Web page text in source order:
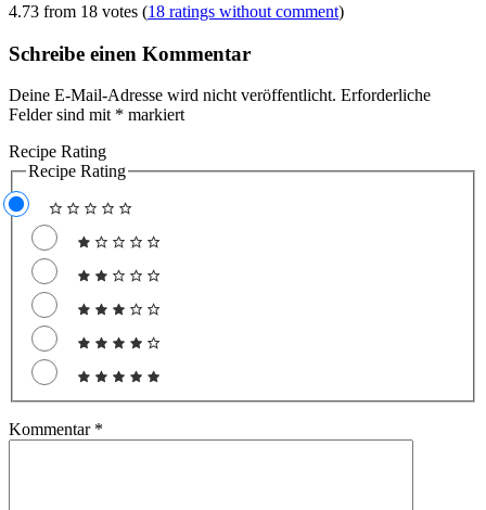
4.73 from 18 votes (18 ratings without comment)
Schreibe einen Kommentar
Deine E-Mail-Adresse wird nicht veröffentlicht. Erforderliche
Felder sind mit * markiert
Recipe Rating
Recipe Rating
Kommentar *